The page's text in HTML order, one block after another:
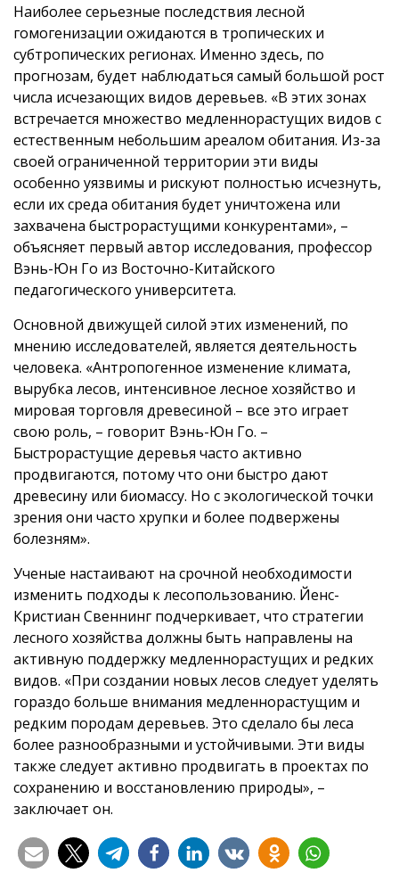
Наиболее серьезные последствия лесной
гомогенизации ожидаются в тропических и
субтропических регионах. Именно здесь, по
прогнозам, будет наблюдаться самый большой рост
числа исчезающих видов деревьев. «В этих зонах
встречается множество медленнорастущих видов с
естественным небольшим ареалом обитания. Из-за
своей ограниченной территории эти виды
особенно уязвимы и рискуют полностью исчезнуть,
если их среда обитания будет уничтожена или
захвачена быстрорастущими конкурентами», –
объясняет первый автор исследования, профессор
Вэнь-Юн Го из Восточно-Китайского
педагогического университета.
Основной движущей силой этих изменений, по
мнению исследователей, является деятельность
человека. «Антропогенное изменение климата,
вырубка лесов, интенсивное лесное хозяйство и
мировая торговля древесиной – все это играет
свою роль, – говорит Вэнь-Юн Го. –
Быстрорастущие деревья часто активно
продвигаются, потому что они быстро дают
древесину или биомассу. Но с экологической точки
зрения они часто хрупки и более подвержены
болезням».
Ученые настаивают на срочной необходимости
изменить подходы к лесопользованию. Йенс-
Кристиан Свеннинг подчеркивает, что стратегии
лесного хозяйства должны быть направлены на
активную поддержку медленнорастущих и редких
видов. «При создании новых лесов следует уделять
гораздо больше внимания медленнорастущим и
редким породам деревьев. Это сделало бы леса
более разнообразными и устойчивыми. Эти виды
также следует активно продвигать в проектах по
сохранению и восстановлению природы», –
заключает он.